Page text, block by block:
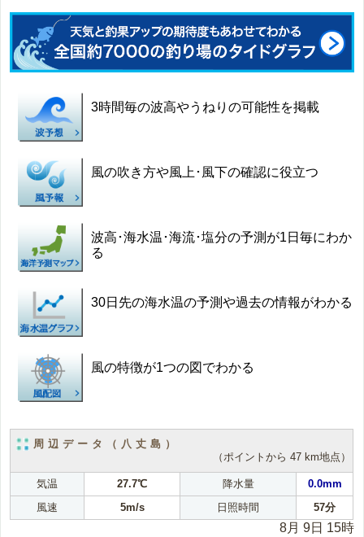
3時間毎の波高やうねりの可能性を掲載
風の吹き方や風上･風下の確認に役立つ
波高･海水温･海流･塩分の予測が1日毎にわか
る
30日先の海水温の予測や過去の情報がわかる
風の特徴が1つの図でわかる
周辺データ（八丈島）
（ポイントから 47 km地点）
気温 27.7℃ 降水量
0.0mm
風速
5m/s 日照時間 57分
8月 9日 15時